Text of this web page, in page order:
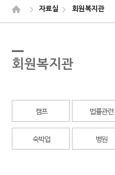
자료실 회원복지관
회원복지관
캠프 법률관련
숙박업 병원